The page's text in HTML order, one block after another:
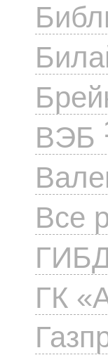
ВЭБ
Все
ГК